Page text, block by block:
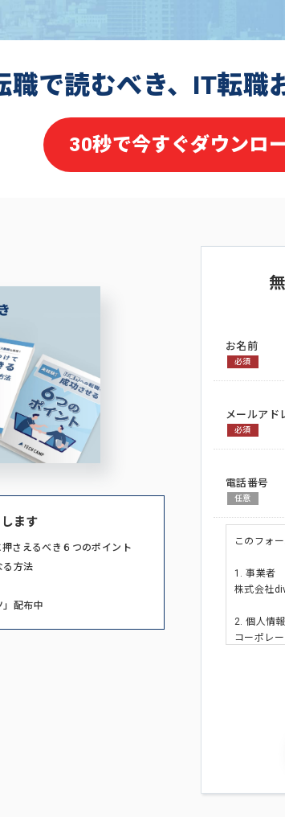
職で読むべき、IT転職
30秒で今すぐダウンロ
ます
さえるべき６つのポイント
る方法
」配布中
お名前
必須
メールアド
必須
電話番号
任意
このフォ
1. 事業者
株式会社
2. 個人情
コーポレ
・ご請求
・本サー
ビス又は
せん)の提